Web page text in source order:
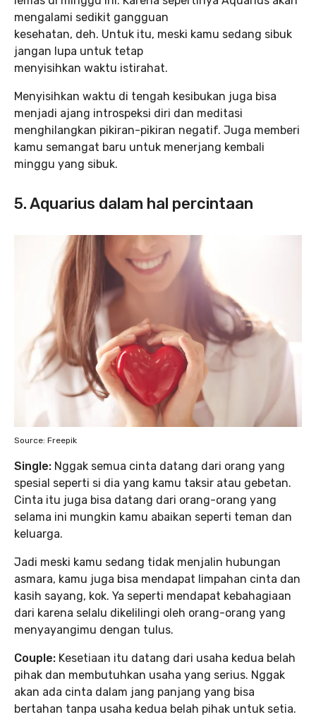
mengalami sedikit gangguan
kesehatan, deh. Untuk itu, meski kamu sedang sibuk
jangan lupa untuk tetap
menyisihkan waktu istirahat.
Menyisihkan waktu di tengah kesibukan juga bisa
menjadi ajang introspeksi diri dan meditasi
menghilangkan pikiran-pikiran negatif. Juga memberi
kamu semangat baru untuk menerjang kembali
minggu yang sibuk.
5. Aquarius dalam hal percintaan
Source: Freepik
Single: Nggak semua cinta datang dari orang yang
spesial seperti si dia yang kamu taksir atau gebetan.
Cinta itu juga bisa datang dari orang-orang yang
selama ini mungkin kamu abaikan seperti teman dan
keluarga.
Jadi meski kamu sedang tidak menjalin hubungan
asmara, kamu juga bisa mendapat limpahan cinta dan
kasih sayang, kok. Ya seperti mendapat kebahagiaan
dari karena selalu dikelilingi oleh orang-orang yang
menyayangimu dengan tulus.
Couple: Kesetiaan itu datang dari usaha kedua belah
pihak dan membutuhkan usaha yang serius. Nggak
akan ada cinta dalam jang panjang yang bisa
bertahan tanpa usaha kedua belah pihak untuk setia.